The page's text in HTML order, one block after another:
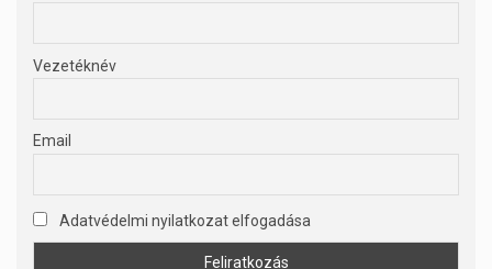
Vezetéknév
Email
Adatvédelmi nyilatkozat elfogadása